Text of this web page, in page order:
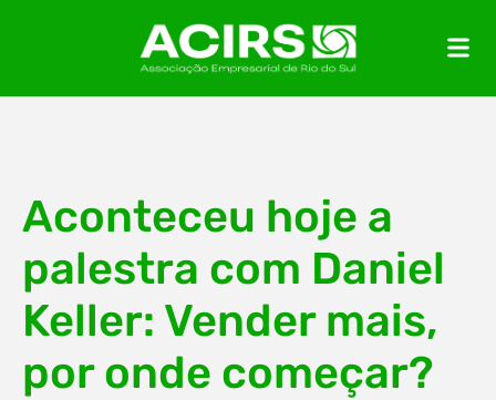
Aconteceu hoje a
palestra com Daniel
Keller: Vender mais,
por onde começar?